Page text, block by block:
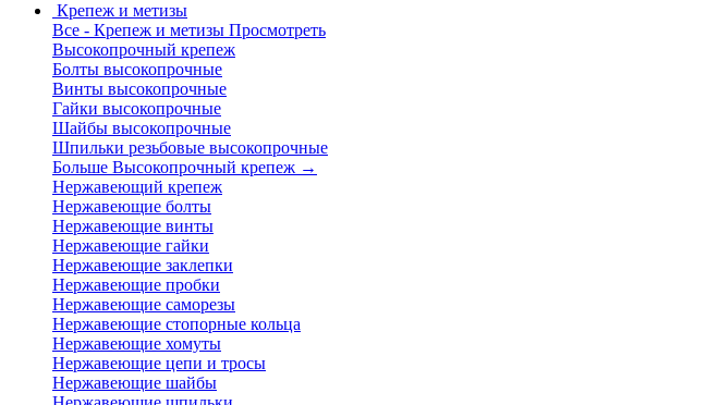
Крепеж и метизы
Все - Крепеж и метизы Просмотреть
Высокопрочный крепеж
Болты высокопрочные
Винты высокопрочные
Гайки высокопрочные
Шайбы высокопрочные
Шпильки резьбовые высокопрочные
Больше Высокопрочный крепеж →
Нержавеющий крепеж
Нержавеющие болты
Нержавеющие винты
Нержавеющие гайки
Нержавеющие заклепки
Нержавеющие пробки
Нержавеющие саморезы
Нержавеющие стопорные кольца
Нержавеющие хомуты
Нержавеющие цепи и тросы
Нержавеющие шайбы